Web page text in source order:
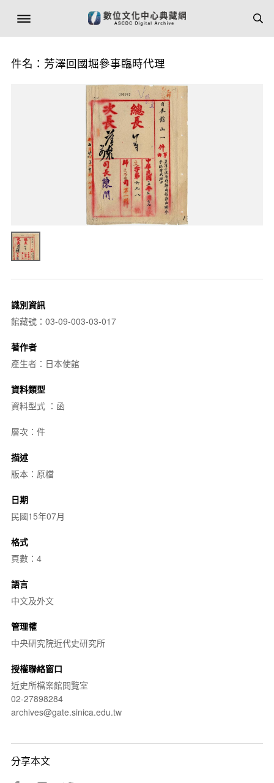
件名：芳澤回國堀參事臨時代理
識別資訊
館藏號：03-09-003-03-017
著作者
產生者：日本使館
資料類型
資料型式 ：函
層次：件
描述
版本：原檔
日期
民國15年07月
格式
頁數：4
語言
中文及外文
管理權
中央研究院近代史研究所
授權聯絡窗口
近史所檔案館閱覽室
02-27898284
archives@gate.sinica.edu.tw
分享本文